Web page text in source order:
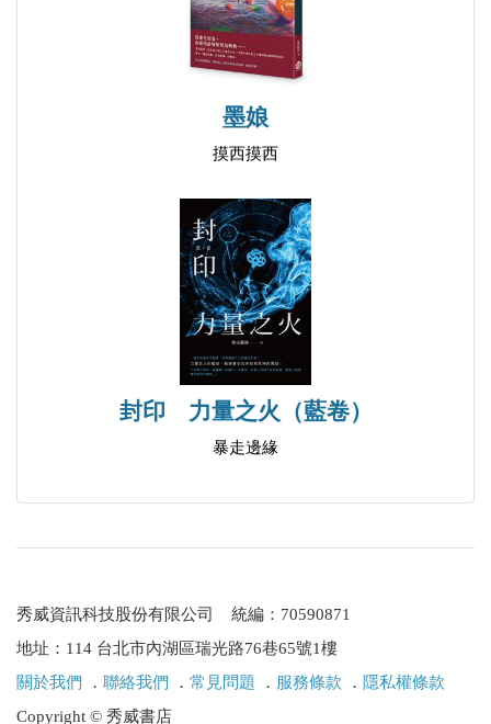
墨娘
摸西摸西
封印 力量之火（藍卷）
暴走邊緣
秀威資訊科技股份有限公司 統編：70590871
地址：114 台北市內湖區瑞光路76巷65號1樓
關於我們
． 聯絡我們 ． 常見問題 ． 服務條款 ． 隱私權條款
Copyright © 秀威書店